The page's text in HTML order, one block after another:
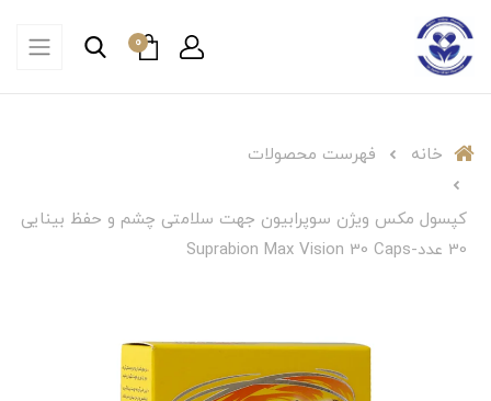
0
خانه فهرست محصولات
کپسول مکس ویژن سوپرابیون جهت سلامتی چشم و حفظ بینایی
30 عدد-Suprabion Max Vision 30 Caps